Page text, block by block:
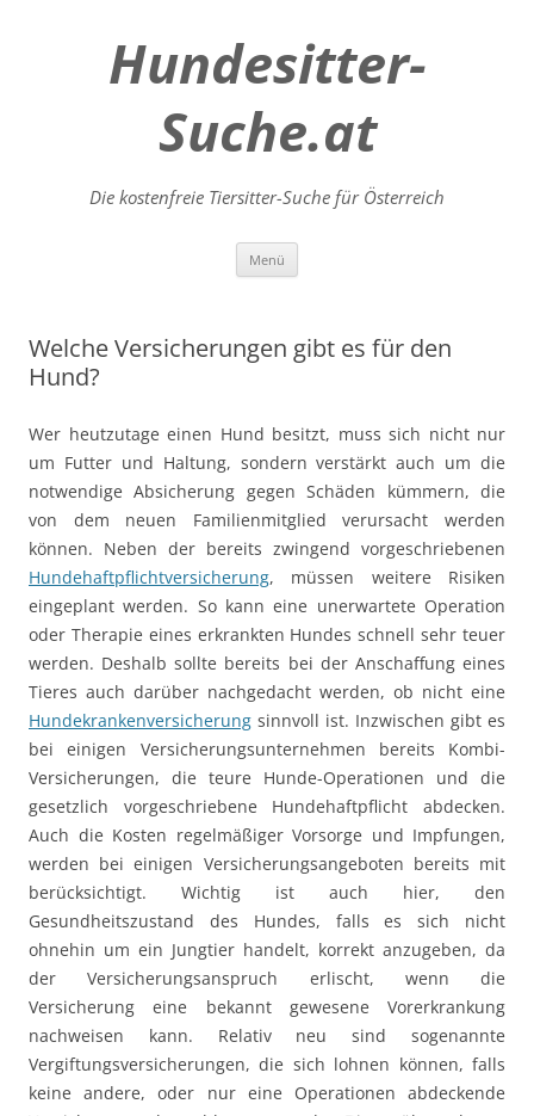
Hundesitter-
Suche.at
Die kostenfreie Tiersitter-Suche für Österreich
Menü
Welche Versicherungen gibt es für den
Hund?
Wer heutzutage einen Hund besitzt, muss sich nicht nur
um Futter und Haltung, sondern verstärkt auch um die
notwendige Absicherung gegen Schäden kümmern, die
von dem neuen Familienmitglied verursacht werden
können. Neben der bereits zwingend vorgeschriebenen
Hundehaftpflichtversicherung, müssen weitere Risiken
eingeplant werden. So kann eine unerwartete Operation
oder Therapie eines erkrankten Hundes schnell sehr teuer
werden. Deshalb sollte bereits bei der Anschaffung eines
Tieres auch darüber nachgedacht werden, ob nicht eine
Hundekrankenversicherung sinnvoll ist. Inzwischen gibt es
bei einigen Versicherungsunternehmen bereits Kombi-
Versicherungen, die teure Hunde-Operationen und die
gesetzlich vorgeschriebene Hundehaftpflicht abdecken.
Auch die Kosten regelmäßiger Vorsorge und Impfungen,
werden bei einigen Versicherungsangeboten bereits mit
berücksichtigt. Wichtig ist auch hier, den
Gesundheitszustand des Hundes, falls es sich nicht
ohnehin um ein Jungtier handelt, korrekt anzugeben, da
der Versicherungsanspruch erlischt, wenn die
Versicherung eine bekannt gewesene Vorerkrankung
nachweisen kann. Relativ neu sind sogenannte
Vergiftungsversicherungen, die sich lohnen können, falls
keine andere, oder nur eine Operationen abdeckende